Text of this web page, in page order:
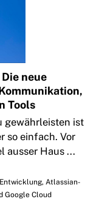
neue
Tools
gewährleisten ist
so einfach. Vor
ausser Haus ...
Atlassian-
Google Cloud